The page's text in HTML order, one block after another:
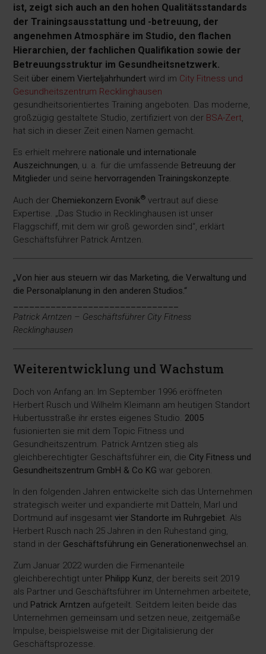
ist, zeigt sich auch an den hohen Qualitätsstandards
der Trainingsausstattung und -betreuung, der
angenehmen Atmosphäre im Studio, den flachen
Hierarchien, der fachlichen Qualifikation sowie der
Betreuungsstruktur im Gesundheitsnetzwerk.
Seit über einem Vierteljahrhundert wird im City Fitness und
Gesundheitszentrum Recklinghausen
gesundheitsorientiertes Training angeboten. Das moderne,
großzügig gestaltete Studio, zertifiziert von der BSA-Zert,
hat sich in dieser Zeit einen Namen gemacht.
Es erhielt mehrere nationale und internationale
Auszeichnungen, u. a. für die umfassende Betreuung der
Mitglieder und seine hervorragenden Trainingskonzepte.
Auch der Chemiekonzern Evonik® vertraut auf diese
Expertise. „Das Studio in Recklinghausen ist unser
Flaggschiff, mit dem wir groß geworden sind“, erklärt
Geschäftsführer Patrick Arntzen.
„Von hier aus steuern wir das Marketing, die Verwaltung und
die Personalplanung in den anderen Studios.“
Patrick Arntzen – Geschäftsführer City Fitness
Recklinghausen
Weiterentwicklung und Wachstum
Doch von Anfang an: Im September 1996 eröffneten
Herbert Rusch und Wilhelm Kleimann am heutigen Standort
Hubertusstraße ihr erstes eigenes Studio. 2005
fusionierten sie mit dem Topic Fitness und
Gesundheitszentrum. Patrick Arntzen stieg als
gleichberechtigter Geschäftsführer ein, die City Fitness und
Gesundheitszentrum GmbH & Co KG war geboren.
In den folgenden Jahren entwickelte sich das Unternehmen
strategisch weiter und expandierte mit Datteln, Marl und
Dortmund auf insgesamtvier Standorte im Ruhrgebiet. Als
Herbert Rusch nach 25 Jahren in den Ruhestand ging,
stand in der Geschäftsführung ein Generationenwechsel an.
Zum Januar 2022 wurden die Firmenanteile
gleichberechtigt unter Philipp Kunz, der bereits seit 2019
als Partner und Geschäftsführer im Unternehmen arbeitete,
und Patrick Arntzen aufgeteilt. Seitdem leiten beide das
Unternehmen gemeinsam und setzen neue, zeitgemäße
Impulse, beispielsweise mit der Digitalisierung der
Geschäftsprozesse.